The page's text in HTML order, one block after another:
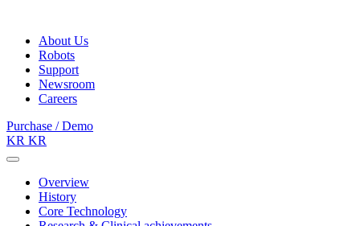
About Us
Robots
Support
Newsroom
Careers
Purchase / Demo
KR KR
Overview
History
Core Technology